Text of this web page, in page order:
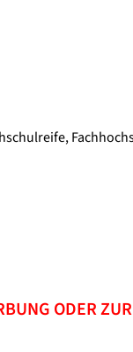
ODER